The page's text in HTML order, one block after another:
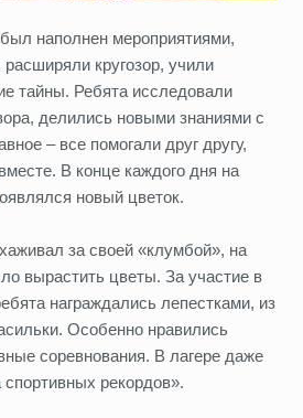
наполнен мероприятиями,
кругозор, учили
тайны. Ребята исследовали
делились новыми знаниями с
– все помогали друг другу,
В конце каждого дня на
новый цветок.
за своей «клумбой», на
вырастить цветы. За участие в
награждались лепестками, из
Особенно нравились
соревнования. В лагере даже
спортивных рекордов».